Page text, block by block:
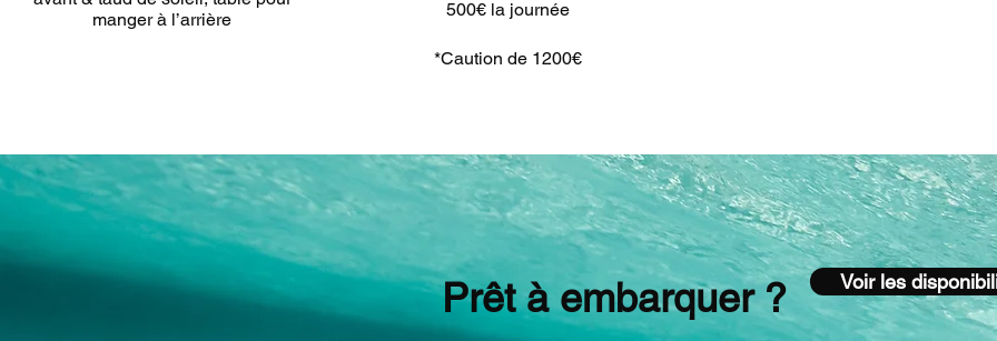
manger à l’arrière
500€ la journée
*Caution de 1200€
Prêt à embarquer ? Voir les